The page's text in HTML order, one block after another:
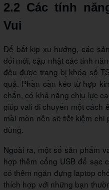
2.2 Các tính
Vui
Để bắt kịp xu hướng, các
đổi mới, cập nhật các tính
đều được trang bị khóa số
quả. Phần cần kéo từ hợp
chắn, có khả năng chịu lực
giúp vali di chuyển một cách
mài mòn nên sẽ tiết kiệm
dùng.
Ngoài ra, một số sản phẩm
hợp thêm cổng USB để sạc
có thêm ngăn đựng laptop
thích hợp với những bạn